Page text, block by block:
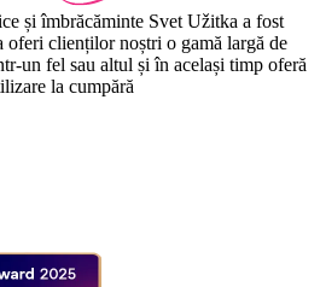
și îmbrăcăminte Svet Užitka a fost
oferi clienților noștri o gamă largă de
un fel sau altul și în același timp oferă
la cumpără